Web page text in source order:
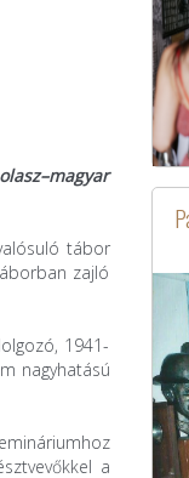
tábor
zajló
1941-
nagyhatású
a